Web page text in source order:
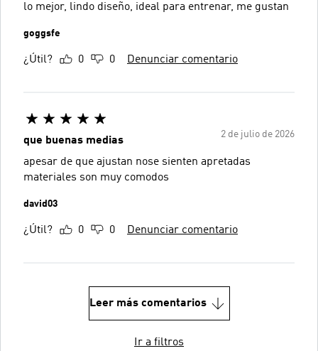
lo mejor, lindo diseño, ideal para entrenar, me gustan
goggsfe
¿Útil? 0 0 Denunciar comentario
2 de julio de 2026
que buenas medias
apesar de que ajustan nose sienten apretadas
materiales son muy comodos
david03
¿Útil? 0 0 Denunciar comentario
Leer más comentarios
Ir a filtros